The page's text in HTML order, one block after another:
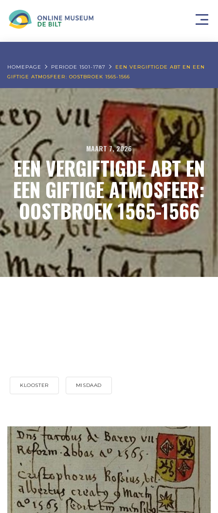
HOMEPAGE PERIODE 1501-1787
EEN VERGIFTIGDE ABT EN EEN
GIFTIGE ATMOSFEER: OOSTBROEK 1565-1566
MAART 7, 2026
EEN VERGIFTIGDE ABT EN
EEN GIFTIGE ATMOSFEER:
OOSTBROEK 1565-1566
KLOOSTER MISDAAD